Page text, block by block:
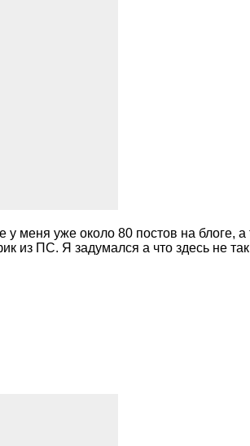
меня уже около 80 постов на блоге,
из ПС. Я задумался а что здесь не